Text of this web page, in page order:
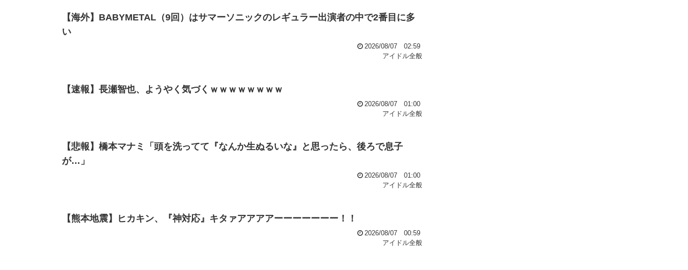
【海外】BABYMETAL（9回）はサマーソニックのレギュラー出演者の中で2番目に多
い
2026/08/07 02:59
アイドル全般
【速報】長瀬智也、ようやく気づくｗｗｗｗｗｗｗｗ
2026/08/07 01:00
アイドル全般
【悲報】橋本マナミ「頭を洗ってて『なんか生ぬるいな』と思ったら、後ろで息子
が…」
2026/08/07 01:00
アイドル全般
【熊本地震】ヒカキン、『神対応』キタァアアアアーーーーーーー！！
2026/08/07 00:59
アイドル全般